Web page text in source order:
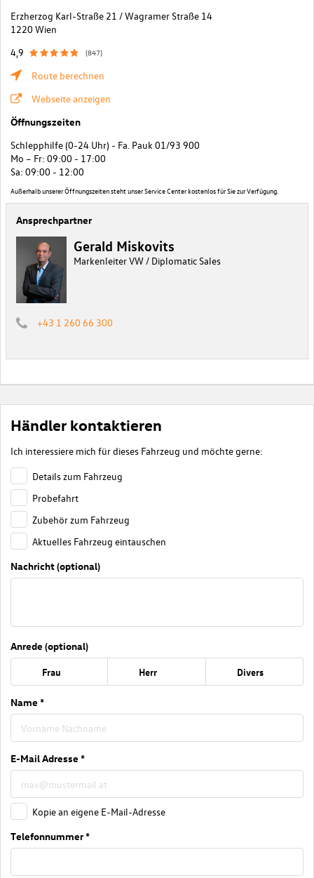
Erzherzog Karl-Straße 21 / Wagramer Straße 14
1220 Wien
4,9
(847)
Route berechnen
Webseite anzeigen
Öffnungszeiten
Schlepphilfe (0-24 Uhr) - Fa. Pauk 01/93 900
Mo – Fr: 09:00 - 17:00
Sa: 09:00 - 12:00
Außerhalb unserer Öffnungszeiten steht unser Service Center kostenlos für Sie zur Verfügung.
Ansprechpartner
Gerald Miskovits
Markenleiter VW / Diplomatic Sales
+43 1 260 66 300
Händler kontaktieren
Ich interessiere mich für dieses Fahrzeug und möchte gerne:
Details zum Fahrzeug
Probefahrt
Zubehör zum Fahrzeug
Aktuelles Fahrzeug eintauschen
Nachricht (optional)
Anrede (optional)
Frau Herr Divers
Name *
E-Mail Adresse *
Kopie an eigene E-Mail-Adresse
Telefonnummer *